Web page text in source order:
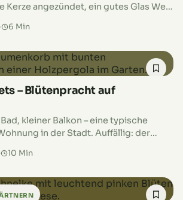
Kerze angezündet, ein gutes Glas Wein
· 6 Min
– Blütenpracht auf
kleiner Balkon – eine typische
in der Stadt. Auffällig: der
· 10 Min